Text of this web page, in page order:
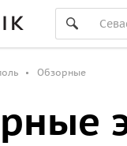
Обзорные